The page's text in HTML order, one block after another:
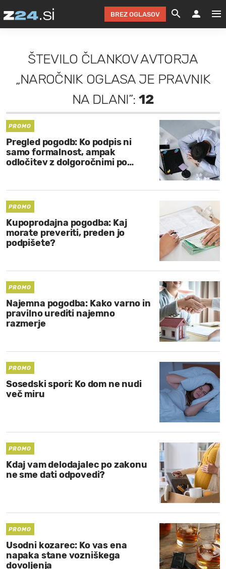
ČRNA
E-
FILM &
ODNOSI
HOROSKOP
SEM
IZ
POD
ŽURNAL
MOJ
BREZ OGLASOV
ŠTEVILO ČLANKOV AVTORJA
„NAROČNIK OGLASA JE PRAVNIK
NA DLANI”:12
PROMO
Pregled pogodb: Ko podpis ni
samo formalnost, ampak
odločitev z dolgoročnimi po…
PROMO
Kupoprodajna pogodba: Kaj
morate preveriti, preden jo
podpišete?
PROMO
Najemna pogodba: Kako varno in
pravilno urediti najemno
razmerje
PROMO
Sosedski spori: Ko dom ne nudi
več miru
PROMO
Kdaj vam delodajalec po zakonu
ne sme dati odpovedi?
PROMO
Usodni kozarec: Ko vas ena
napaka stane vozniškega
dovoljenja